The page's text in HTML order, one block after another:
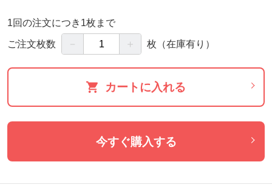
1回の注文につき1枚まで
ご注文枚数 － ＋ 枚 （在庫有り）
カートに入れる
今すぐ購入する